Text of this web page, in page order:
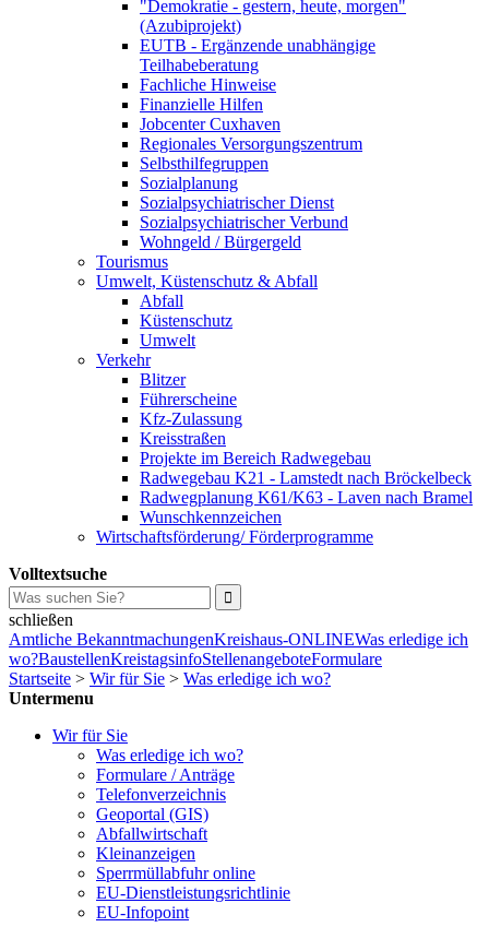
"Demokratie - gestern, heute, morgen"
(Azubiprojekt)
EUTB - Ergänzende unabhängige
Teilhabeberatung
Fachliche Hinweise
Finanzielle Hilfen
Jobcenter Cuxhaven
Regionales Versorgungszentrum
Selbsthilfegruppen
Sozialplanung
Sozialpsychiatrischer Dienst
Sozialpsychiatrischer Verbund
Wohngeld / Bürgergeld
Tourismus
Umwelt, Küstenschutz & Abfall
Abfall
Küstenschutz
Umwelt
Verkehr
Blitzer
Führerscheine
Kfz-Zulassung
Kreisstraßen
Projekte im Bereich Radwegebau
Radwegebau K21 - Lamstedt nach Bröckelbeck
Radwegplanung K61/K63 - Laven nach Bramel
Wunschkennzeichen
Wirtschaftsförderung/ Förderprogramme
Volltextsuche
schließen
Amtliche BekanntmachungenKreishaus-ONLINEWas erledige ich
wo?BaustellenKreistagsinfoStellenangeboteFormulare
Startseite > Wir für Sie > Was erledige ich wo?
Untermenu
Wir für Sie
Was erledige ich wo?
Formulare / Anträge
Telefonverzeichnis
Geoportal (GIS)
Abfallwirtschaft
Kleinanzeigen
Sperrmüllabfuhr online
EU-Dienstleistungsrichtlinie
EU-Infopoint